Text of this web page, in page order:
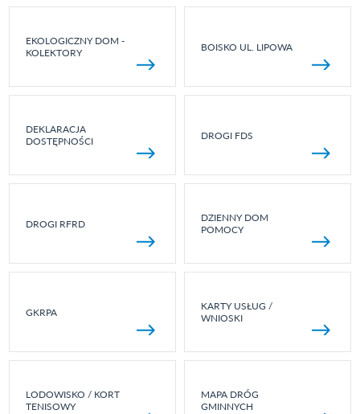
EKOLOGICZNY DOM -
KOLEKTORY
BOISKO UL. LIPOWA
DEKLARACJA
DOSTĘPNOŚCI
DROGI FDS
DROGI RFRD
DZIENNY DOM
POMOCY
GKRPA
KARTY USŁUG /
WNIOSKI
LODOWISKO / KORT
TENISOWY
MAPA DRÓG
GMINNYCH